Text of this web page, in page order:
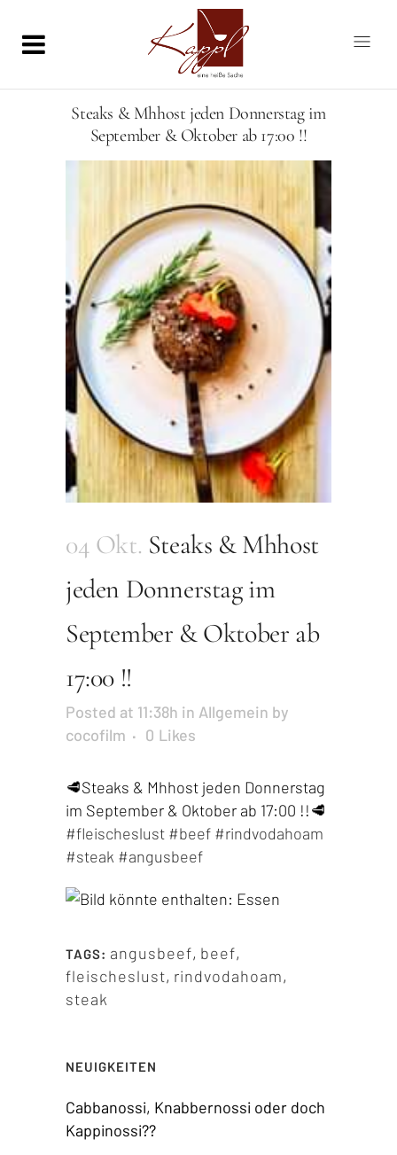
Steaks & Mhhost jeden Donnerstag im
September & Oktober ab 17:00 !!
04 Okt. Steaks & Mhhost
jeden Donnerstag im
September & Oktober ab
17:00 !!
Posted at 11:38h in Allgemein by
cocofilm
0 Likes
🥩Steaks & Mhhost jeden Donnerstag
im September & Oktober ab 17:00 !!🥩
#fleischeslust #beef #rindvodahoam
#steak #angusbeef
TAGS: angusbeef, beef,
fleischeslust, rindvodahoam,
steak
NEUIGKEITEN
Cabbanossi, Knabbernossi oder doch
Kappinossi??